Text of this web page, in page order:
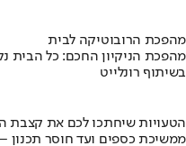
מהפכת הרובוטיקה לבית
מהפכת הניקיון החכם: כל הבית
בשיתוף רונלייט
הטעויות שיחתכו לכם את קצבת
ממשיכת כספים ועד חוסר תכנון